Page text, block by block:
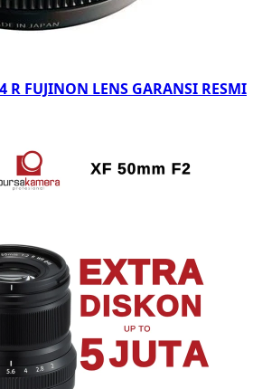
FUJINON LENS GARANSI RESMI